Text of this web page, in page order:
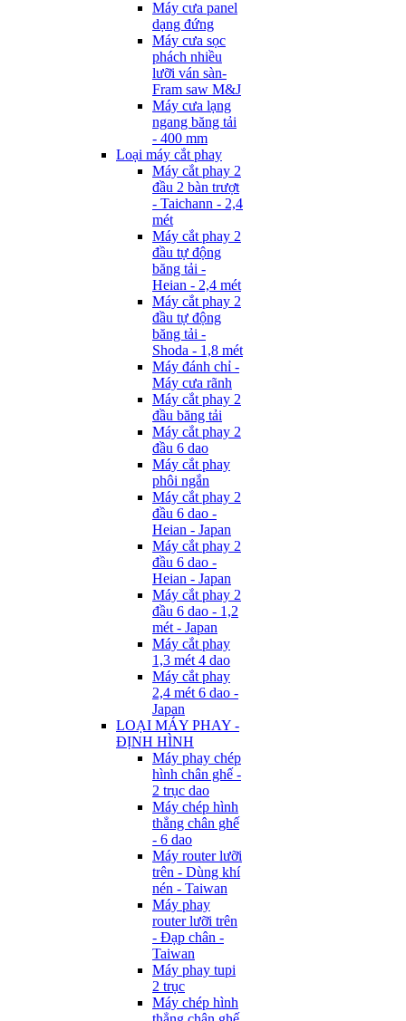
Máy cưa panel
dạng đứng
Máy cưa sọc
phách nhiều
lưỡi ván sàn-
Fram saw M&J
Máy cưa lạng
ngang băng tải
- 400 mm
Loại máy cắt phay
Máy cắt phay 2
đầu 2 bàn trượt
- Taichann - 2,4
mét
Máy cắt phay 2
đầu tự động
băng tải -
Heian - 2,4 mét
Máy cắt phay 2
đầu tự động
băng tải -
Shoda - 1,8 mét
Máy đánh chỉ -
Máy cưa rãnh
Máy cắt phay 2
đầu băng tải
Máy cắt phay 2
đầu 6 dao
Máy cắt phay
phôi ngắn
Máy cắt phay 2
đầu 6 dao -
Heian - Japan
Máy cắt phay 2
đầu 6 dao -
Heian - Japan
Máy cắt phay 2
đầu 6 dao - 1,2
mét - Japan
Máy cắt phay
1,3 mét 4 dao
Máy cắt phay
2,4 mét 6 dao -
Japan
LOẠI MÁY PHAY -
ĐỊNH HÌNH
Máy phay chép
hình chân ghế -
2 trục dao
Máy chép hình
thẳng chân ghế
- 6 dao
Máy router lưỡi
trên - Dùng khí
nén - Taiwan
Máy phay
router lưỡi trên
- Đạp chân -
Taiwan
Máy phay tupi
2 trục
Máy chép hình